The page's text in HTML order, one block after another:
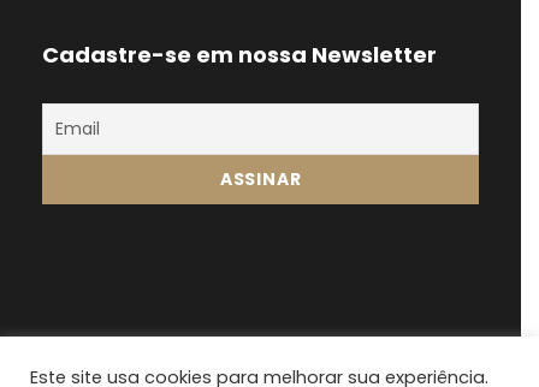
Cadastre-se em nossa Newsletter
Este site usa cookies para melhorar sua experiência.